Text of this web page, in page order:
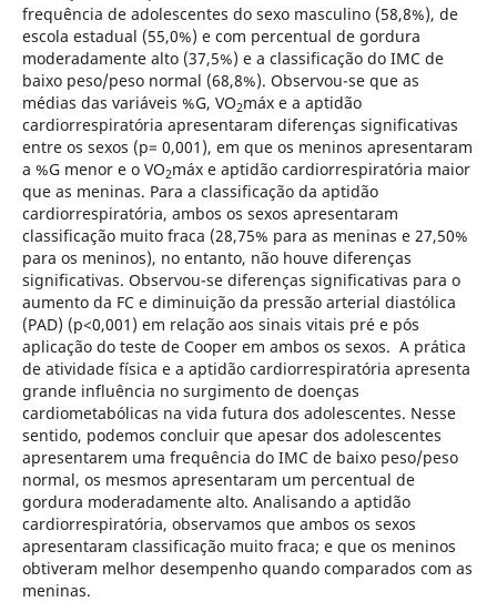
frequência de adolescentes do sexo masculino (58,8%), de
escola estadual (55,0%) e com percentual de gordura
moderadamente alto (37,5%) e a classificação do IMC de
baixo peso/peso normal (68,8%). Observou-se que as
médias das variáveis %G, VO2máx e a aptidão
cardiorrespiratória apresentaram diferenças significativas
entre os sexos (p= 0,001), em que os meninos apresentaram
a %G menor e o VO2máx e aptidão cardiorrespiratória maior
que as meninas. Para a classificação da aptidão
cardiorrespiratória, ambos os sexos apresentaram
classificação muito fraca (28,75% para as meninas e 27,50%
para os meninos), no entanto, não houve diferenças
significativas. Observou-se diferenças significativas para o
aumento da FC e diminuição da pressão arterial diastólica
(PAD) (p<0,001) em relação aos sinais vitais pré e pós
aplicação do teste de Cooper em ambos os sexos. A prática
de atividade física e a aptidão cardiorrespiratória apresenta
grande influência no surgimento de doenças
cardiometabólicas na vida futura dos adolescentes. Nesse
sentido, podemos concluir que apesar dos adolescentes
apresentarem uma frequência do IMC de baixo peso/peso
normal, os mesmos apresentaram um percentual de
gordura moderadamente alto. Analisando a aptidão
cardiorrespiratória, observamos que ambos os sexos
apresentaram classificação muito fraca; e que os meninos
obtiveram melhor desempenho quando comparados com as
meninas.